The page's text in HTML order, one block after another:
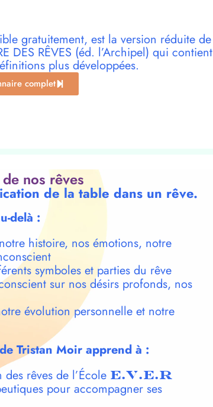
gratuitement, est la version réduite de
DES RÊVES (éd. l’Archipel) qui contient
plus développées.
complet
nos rêves
de la table dans un rêve.
delà :
histoire, nos émotions, notre
symboles et parties du rêve
sur nos désirs profonds, nos
évolution personnelle et notre
Tristan Moir apprend à :
rêves de l’École E.V.E.R
pour accompagner ses